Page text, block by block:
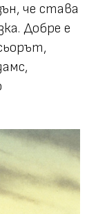
че става
Добре е